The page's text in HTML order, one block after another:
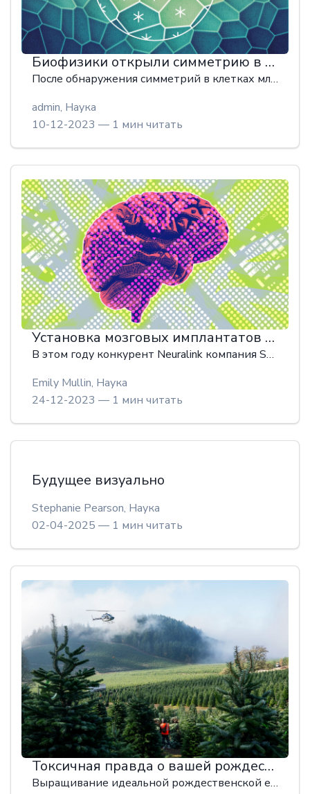
Биофизики открыли симметрию в живых тканях
После обнаружения симметрий в клетках млекопитающих ученые описывают некоторые ткани как жидкие кристаллы. Это закладывает основу для гидродинамической теории движения тканей.
admin, Наука
10-12-2023 — 1 мин читать
Установка мозговых имплантатов людям
В этом году конкурент Neuralink компания Synchron продемонстрировала безопасность своего имплантата на пациентах. Другие стартапы тестировали новые устройства на людях, а на сцену выходили новые предприятия.
Emily Mullin, Наука
24-12-2023 — 1 мин читать
Будущее визуально
Stephanie Pearson, Наука
02-04-2025 — 1 мин читать
Токсичная правда о вашей рождественской елке
Выращивание идеальной рождественской елки часто требует обработки саженцев инсектицидами, фунгицидами и гербицидами, некоторые из которых опасны для здоровья человека.